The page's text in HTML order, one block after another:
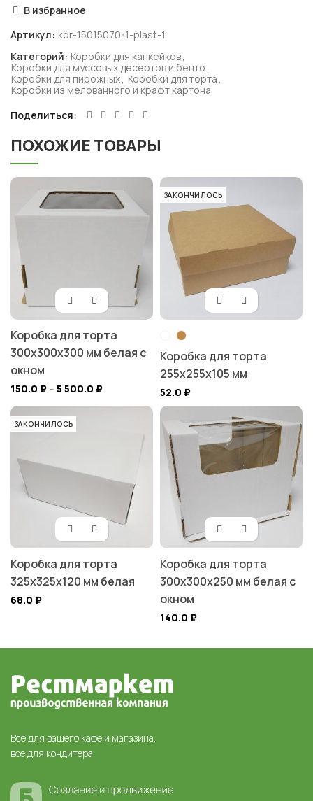
В избранное
Артикул: kor-15015070-1-plast-1
Категорий: Коробки для капкейков,
Коробки для муссовых десертов и бенто ,
Коробки для пирожных, Коробки для торта ,
Коробки из мелованного и крафт картона
Поделиться
ПОХОЖИЕ ТОВАРЫ
Коробка для торта
300х300х300 мм белая с
окном
150.0 ₽– 5 500.0 ₽
ЗАКОНЧИЛОСЬ
Коробка для торта
255х255х105 мм
52.0 ₽
ЗАКОНЧИЛОСЬ
Коробка для торта
325х325х120 мм белая
68.0 ₽
Коробка для торта
300х300х250 мм белая с
окном
140.0 ₽
Все для вашего кафе и магазина,
все для кондитера